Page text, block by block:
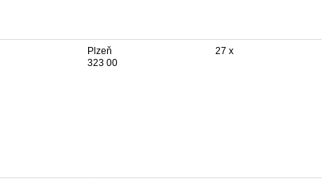
Plzeň
323 00
27 x